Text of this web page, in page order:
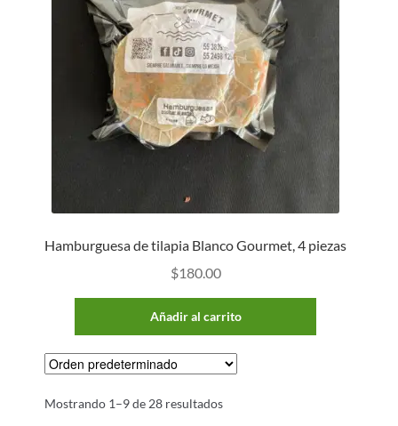
Hamburguesa de tilapia Blanco Gourmet, 4 piezas
$180.00
Añadir al carrito
Mostrando 1–9 de 28 resultados